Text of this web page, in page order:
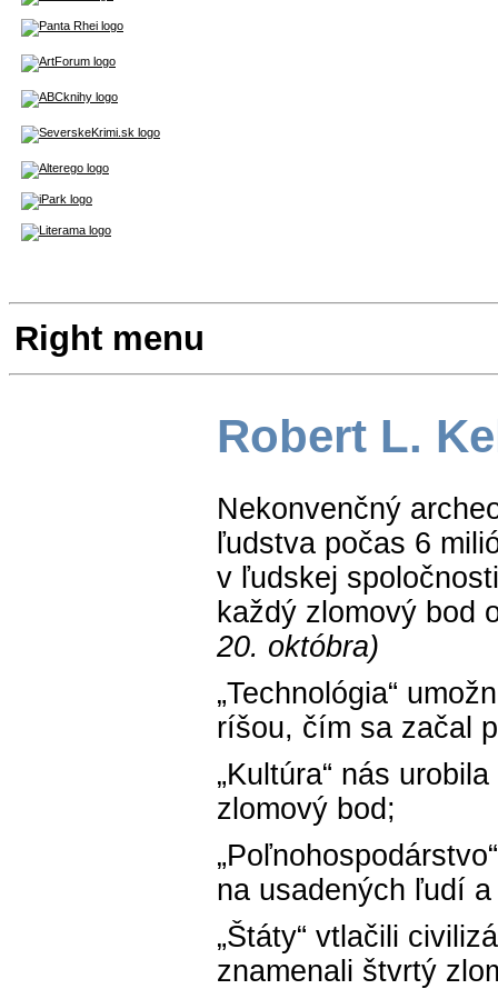
Right menu
Robert L.
Nekonvenčný
ľudstva počas 6
v ľudskej
každý zlomový bod
20. októbra)
„Technológia“
ríšou, čím sa začal
„Kultúra“ nás
zlomový bod;
na usadených ľudí
„Štáty“ vtlačili
znamenali štvrtý